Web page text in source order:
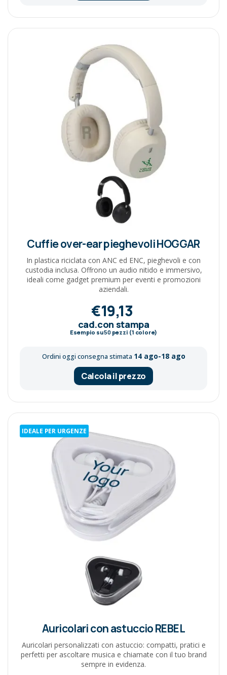
Cuffie over-ear pieghevoli HOGGAR
In plastica riciclata con ANC ed ENC, pieghevoli e con
custodia inclusa. Offrono un audio nitido e immersivo,
ideali come gadget premium per eventi e promozioni
aziendali.
€19,13
cad.con stampa
Esempio su50pezzi (1 colore)
Ordini oggi consegna stimata 14 ago-18 ago
Calcola il prezzo
IDEALE PER URGENZE
Auricolari con astuccio REBEL
Auricolari personalizzati con astuccio: compatti, pratici e
perfetti per ascoltare musica e chiamate con il tuo brand
sempre in evidenza.